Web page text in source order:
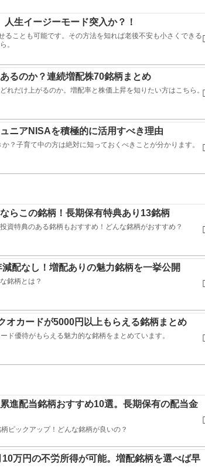
生イージーモード突入か？！
ることも可能です。その方法を知れば老後不安も小さくできる
。
るのか？連続増配株70銘柄まとめ
れだけ上がるのか。増配率と株価上昇を知りたい方はこちら。
ニアNISAを積極的に活用すべき理由
？子育て中の方は絶対に知っておくべきことが分かります。
らこの銘柄！長期保有特典あり13銘柄
資特典のある銘柄もおすすめ！どんな銘柄がおすすめ？
配なし！増配ありの魅力銘柄を一挙公開
銘柄とは？
オカードが5000円以上もらえる銘柄まとめ
ド優待がもらえる魅力的な銘柄をまとめています。
進配当銘柄おすすめ10選。長期保有の配当金
ピックアップ！どんな銘柄が良いの？
万円の不労所得が可能。増配銘柄を選べば早